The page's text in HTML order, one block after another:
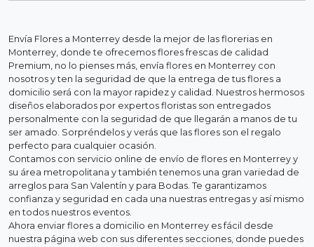
Envía Flores a Monterrey desde la mejor de las florerias en
Monterrey, donde te ofrecemos flores frescas de calidad
Premium, no lo pienses más, envía flores en Monterrey con
nosotros y ten la seguridad de que la entrega de tus flores a
domicilio será con la mayor rapidez y calidad. Nuestros hermosos
diseños elaborados por expertos floristas son entregados
personalmente con la seguridad de que llegarán a manos de tu
ser amado. Sorpréndelos y verás que las flores son el regalo
perfecto para cualquier ocasión.
Contamos con servicio online de envío de flores en Monterrey y
su área metropolitana y también tenemos una gran variedad de
arreglos para San Valentín y para Bodas. Te garantizamos
confianza y seguridad en cada una nuestras entregas y así mismo
en todos nuestros eventos.
Ahora enviar flores a domicilio en Monterrey es fácil desde
nuestra página web con sus diferentes secciones, donde puedes